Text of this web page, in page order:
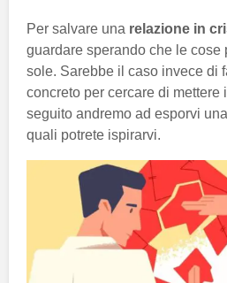
Per salvare una relazione in
guardare sperando che le cose
sole. Sarebbe il caso invece di
concreto per cercare di mettere
seguito andremo ad esporvi
quali potrete ispirarvi.